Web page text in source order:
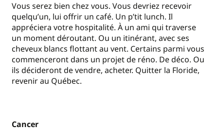
Vous serez bien chez vous. Vous devriez recevoir
quelqu’un, lui offrir un café. Un p’tit lunch. Il
appréciera votre hospitalité. À un ami qui traverse
un moment déroutant. Ou un itinérant, avec ses
cheveux blancs flottant au vent. Certains parmi vous
commenceront dans un projet de réno. De déco. Ou
ils décideront de vendre, acheter. Quitter la Floride,
revenir au Québec.
Cancer